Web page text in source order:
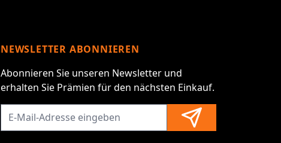
NEWSLETTER ABONNIEREN
Abonnieren Sie unseren Newsletter und
erhalten Sie Prämien für den nächsten Einkauf.